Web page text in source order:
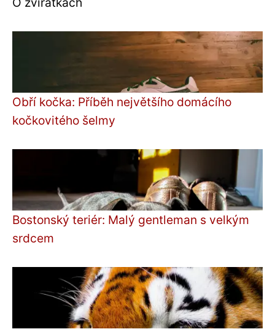
Obří kočka: Příběh největšího domácího
kočkovitého šelmy
Bostonský teriér: Malý gentleman s velkým
srdcem